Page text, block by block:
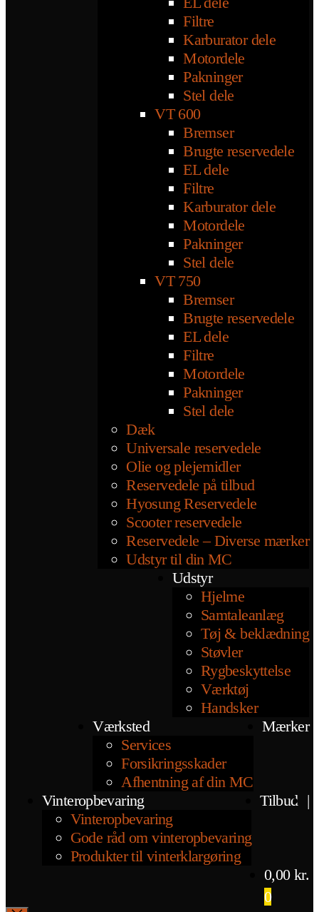
Filtre
Karburator dele
Motordele
Pakninger
Stel dele
VT 600
Bremser
Brugte reservedele
EL dele
Filtre
Karburator dele
Motordele
Pakninger
Stel dele
VT 750
Bremser
Brugte reservedele
EL dele
Filtre
Motordele
Pakninger
Stel dele
Dæk
Universale reservedele
Olie og plejemidler
Reservedele på tilbud
Hyosung Reservedele
Scooter reservedele
Reservedele – Diverse mærker
Udstyr til din MC
Udstyr
Hjelme
Samtaleanlæg
Tøj & beklædning
Støvler
Rygbeskyttelse
Værktøj
Handsker
Værksted
Services
Forsikringsskader
Afhentning af din MC
Mærker
Vinteropbevaring
Vinteropbevaring
Gode råd om vinteropbevaring
Produkter til vinterklargøring
Tilbud |
0,00 kr.
0